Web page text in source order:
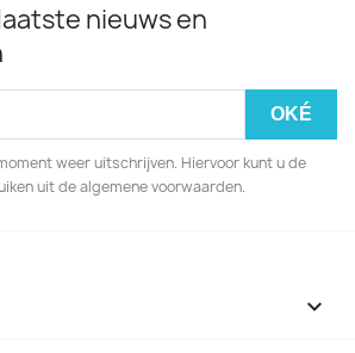
nieuws en
weer uitschrijven. Hiervoor kunt u de
uit de algemene voorwaarden.
